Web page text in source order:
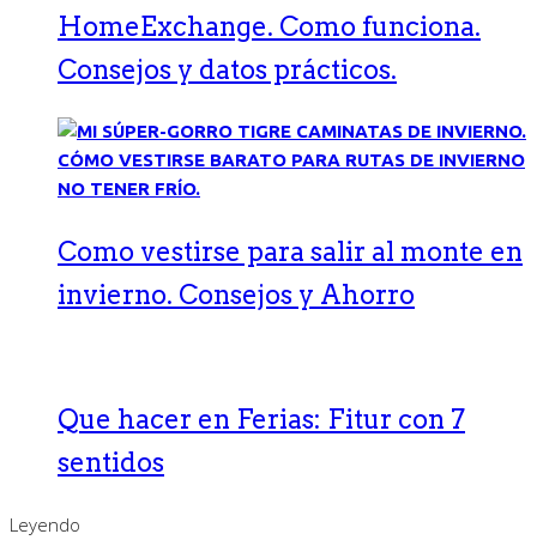
HomeExchange. Como funciona.
Consejos y datos prácticos.
Como vestirse para salir al monte en
invierno. Consejos y Ahorro
Que hacer en Ferias: Fitur con 7
sentidos
Leyendo